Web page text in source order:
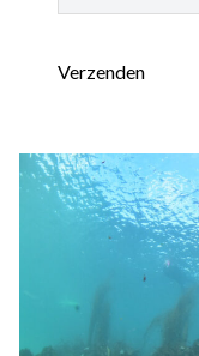
Verzenden